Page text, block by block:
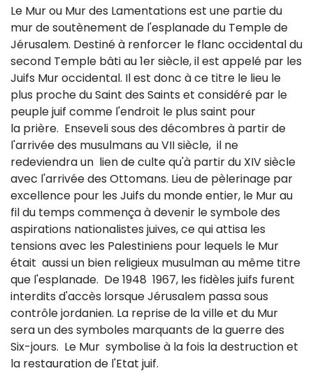
Le Mur ou Mur des Lamentations est une partie du
mur de soutènement de l'esplanade du Temple de
Jérusalem. Destiné à renforcer le flanc occidental du
second Temple bâti au 1er siècle, il est appelé par les
Juifs Mur occidental. Il est donc à ce titre le lieu le
plus proche du Saint des Saints et considéré par le
peuple juif comme l'endroit le plus saint pour
la prière. Enseveli sous des décombres à partir de
l'arrivée des musulmans au VII siècle, il ne
redeviendra un lien de culte qu'à partir du XIV siècle
avec l'arrivée des Ottomans. Lieu de pèlerinage par
excellence pour les Juifs du monde entier, le Mur au
fil du temps commença à devenir le symbole des
aspirations nationalistes juives, ce qui attisa les
tensions avec les Palestiniens pour lequels le Mur
était aussi un bien religieux musulman au même titre
que l'esplanade. De 1948 1967, les fidèles juifs furent
interdits d'accès lorsque Jérusalem passa sous
contrôle jordanien. La reprise de la ville et du Mur
sera un des symboles marquants de la guerre des
Six-jours. Le Mur symbolise à la fois la destruction et
la restauration de l'Etat juif.